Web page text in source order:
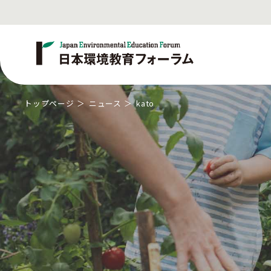
トップページ ニュース kato